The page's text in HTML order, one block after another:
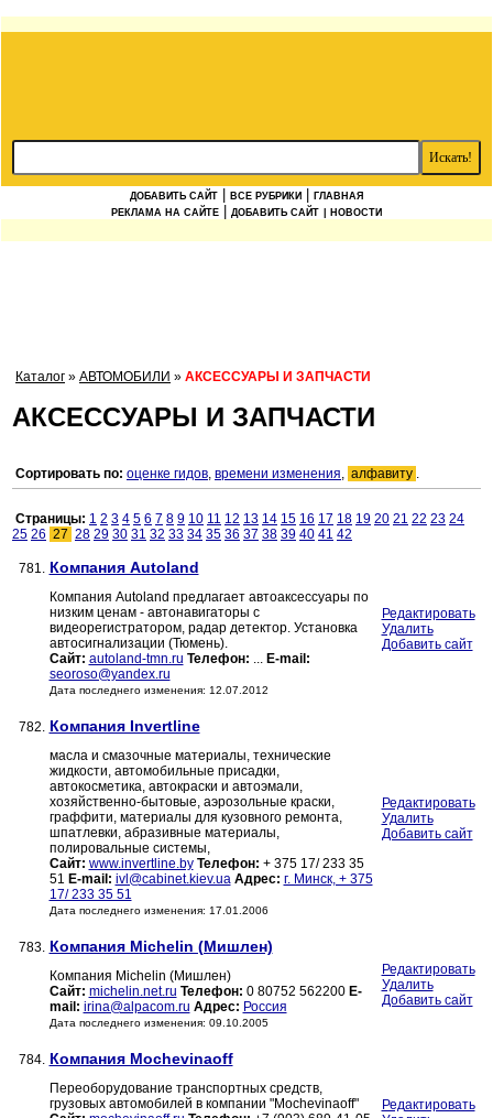
ДОБАВИТЬ САЙТ ВСЕ РУБРИКИ
ГЛАВНАЯ
РЕКЛАМА НА САЙТЕ
ДОБАВИТЬ САЙТ | НОВОСТИ
Каталог » АВТОМОБИЛИ » АКСЕССУАРЫ И ЗАПЧАСТИ
АКСЕССУАРЫ И ЗАПЧАСТИ
Сортировать по: оценке гидов, времени изменения, алфавиту .
Страницы: 1 2 3 4 5 6 7 8 9 10 11 12 13 14 15 16 17 18 19 20 21 22 23 24
25 26 27 28 29 30 31 32 33 34 35 36 37 38 39 40 41 42
781. Компания Autoland
Компания Autoland предлагает автоаксессуары по
низким ценам - автонавигаторы с
видеорегистратором, радар детектор. Установка
автосигнализации (Тюмень).
Сайт: autoland-tmn.ru Телефон: ... E-mail:
seoroso@yandex.ru
Дата последнего изменения: 12.07.2012
Редактировать
Удалить
Добавить сайт
782. Компания Invertline
масла и смазочные материалы, технические
жидкости, автомобильные присадки,
автокосметика, автокраски и автоэмали,
хозяйственно-бытовые, аэрозольные краски,
граффити, материалы для кузовного ремонта,
шпатлевки, абразивные материалы,
полировальные системы,
Сайт: www.invertline.by Телефон: + 375 17/ 233 35
51 E-mail: ivl@cabinet.kiev.ua Адрес: г. Минск, + 375
17/ 233 35 51
Дата последнего изменения: 17.01.2006
Редактировать
Удалить
Добавить сайт
783. Компания Michelin (Мишлен)
Компания Michelin (Мишлен)
Сайт: michelin.net.ru Телефон: 0 80752 562200 E-
mail: irina@alpacom.ru Адрес: Россия
Дата последнего изменения: 09.10.2005
Редактировать
Удалить
Добавить сайт
784. Компания Mochevinaoff
Переоборудование транспортных средств,
грузовых автомобилей в компании "Mochevinaoff"
Редактировать